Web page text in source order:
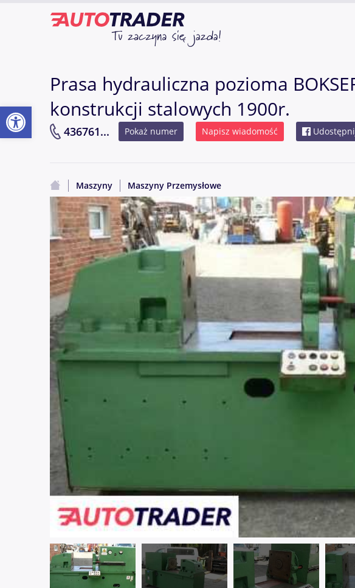
Prasa hydrauliczna pozioma
konstrukcji stalowych 1900r.
436761... Pokaż numer Napisz wiadomość
Maszyny Maszyny Przemysłowe
Otwórz pasek narzędzi